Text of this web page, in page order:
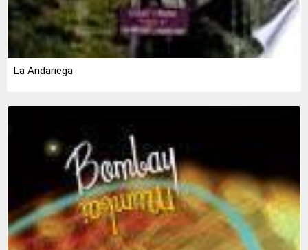
La Andariega